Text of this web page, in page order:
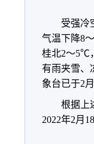
受强冷
气温下降8
桂北2～5℃
有雨夹雪、
象台已于2
根据上
2022年2月